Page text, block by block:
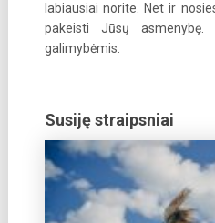
labiausiai norite. Net ir
pakeisti Jūsų asmenybę.
galimybėmis.
Susiję straipsniai